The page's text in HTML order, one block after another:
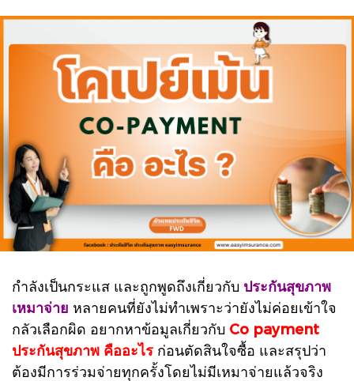
กำลังเป็นกระแส และถูกพูดถึงเกี่ยวกับ ประกันสุขภาพ
เหมาจ่าย หลายคนที่ยังไม่ทำเพราะว่ายังไม่ค่อยเข้าใจ
กลัวเลือกผิด อยากหาข้อมูลเกี่ยวกับ Co payment
ประกันสุขภาพ คืออะไร ก่อนตัดสินใจซื้อ และสรุปว่า
ต้องมีการร่วมจ่ายทุกครั้งโดยไม่มีเหมาจ่ายแล้วจริง